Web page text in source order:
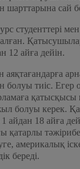
шарттарына сай
студенттері
12 айға дейін.
тиіс. Егер
қатысқысы
болуы керек.
айдан 18 айға
америкалық
береді.